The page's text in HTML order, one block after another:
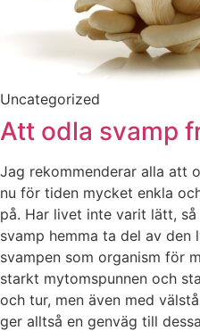
Uncategorized
Att odla svamp
Jag rekommenderar alla att
nu för tiden mycket enkla
på. Har livet inte varit lätt,
svamp hemma ta del av den
svampen som organism för
starkt mytomspunnen och
och tur, men även med
ger alltså en genväg till